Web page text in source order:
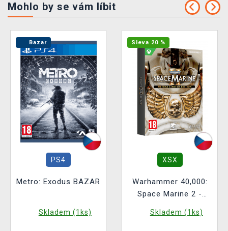
Mohlo by se vám líbit
Bazar
PS4
Metro: Exodus BAZAR
Skladem (1ks)
Sleva 20 %
XSX
Warhammer 40,000:
Space Marine 2 -
Skladem (1ks)